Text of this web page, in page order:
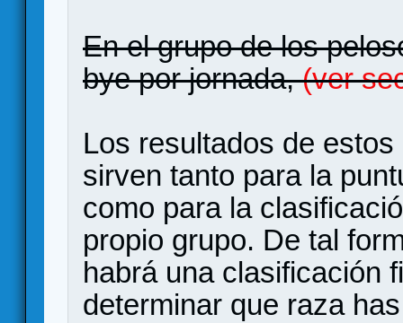
En el grupo de los
bye por jornada,(ver
Los resultados de
sirven tanto para la
como para la
propio grupo. De tal
habrá una clasificación
determinar que raza